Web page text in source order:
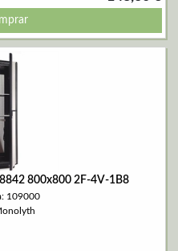
800x800 2F-4V-1B8
109000